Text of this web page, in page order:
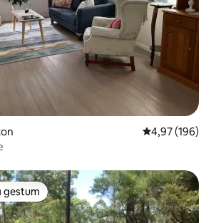
4,97 af 5 í
4,97 (196)
hjá gestum
gestum